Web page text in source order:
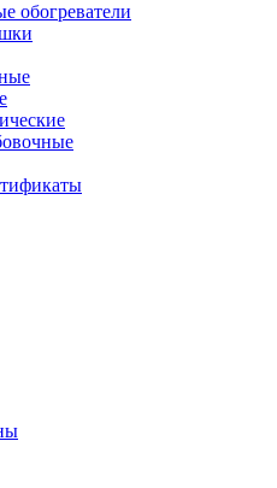
обогреватели